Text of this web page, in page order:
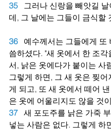
35
그러나 신랑을 빼앗길 날
데, 그 날에는 그들이 금식할
36
예수께서는 그들에게 또
씀하셨다. "새 옷에서 한 조각
서, 낡은 옷에다가 붙이는 사
그렇게 하면, 그 새 옷은 찢어
게 되고, 또 새 옷에서 떼어
은 옷에 어울리지도 않을 것
37 새 포도주를 낡은 가죽
넣는 사람은 없다. 그렇게 하